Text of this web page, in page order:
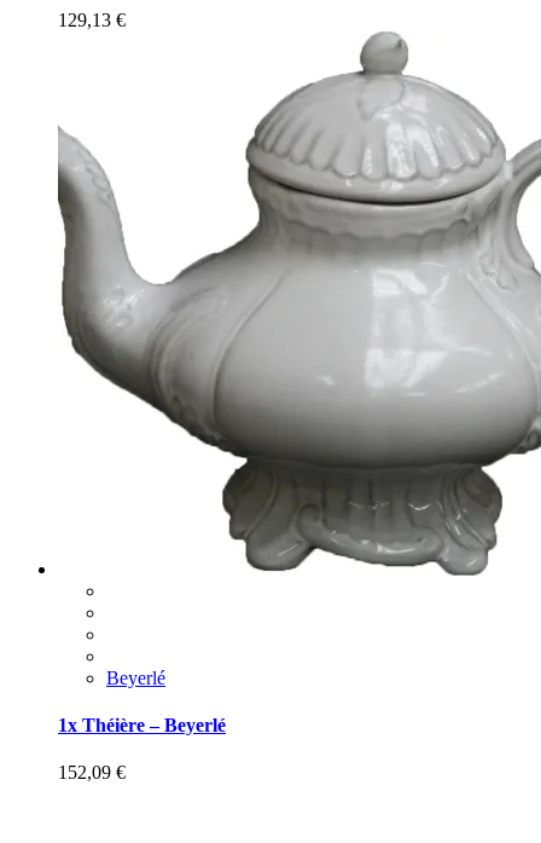
129,13 €
Beyerlé
1x Théière – Beyerlé
152,09 €